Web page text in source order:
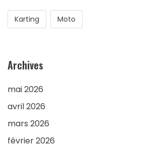
Karting Moto
Archives
mai 2026
avril 2026
mars 2026
février 2026